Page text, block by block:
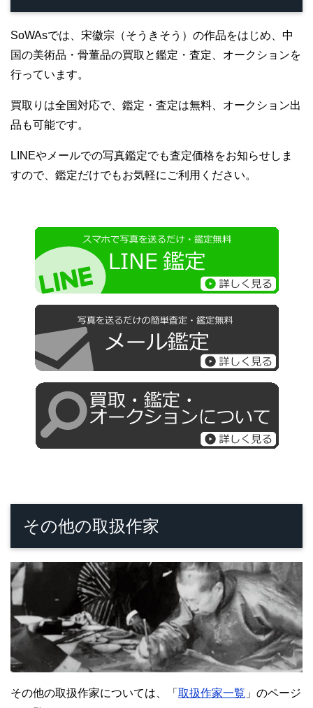
SoWAsでは、宋徽宗（そうきそう）の作品をはじめ、中
国の美術品・骨董品の買取と鑑定・査定、オークションを
行っています。
買取りは全国対応で、鑑定・査定は無料、オークション出
品も可能です。
LINEやメールでの写真鑑定でも査定価格をお知らせしま
すので、鑑定だけでもお気軽にご利用ください。
その他の取扱作家
その他の取扱作家については、「 取扱作家一覧 」のページ